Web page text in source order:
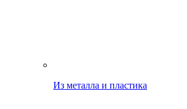
Из металла и пластика